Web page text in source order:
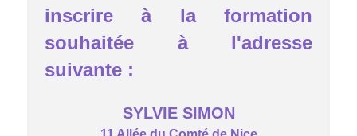
inscrire à la formation
souhaitée à l'adresse
suivante :
SYLVIE SIMON